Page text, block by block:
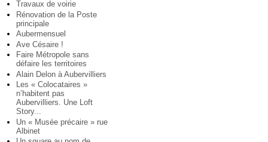
Travaux de voirie
Rénovation de la Poste
principale
Aubermensuel
Ave Césaire !
Faire Métropole sans
défaire les territoires
Alain Delon à Aubervilliers
Les « Colocataires »
n’habitent pas
Aubervilliers. Une Loft
Story...
Un « Musée précaire » rue
Albinet